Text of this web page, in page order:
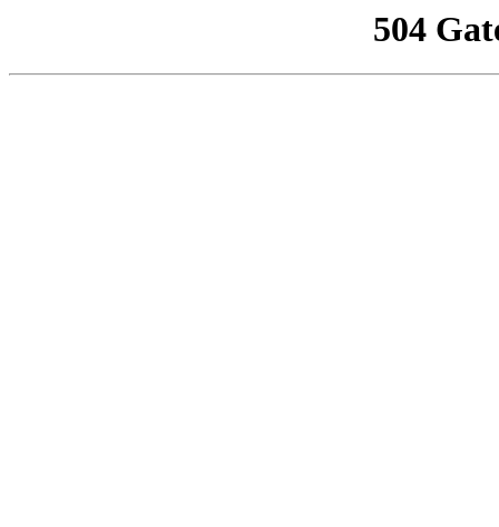
504